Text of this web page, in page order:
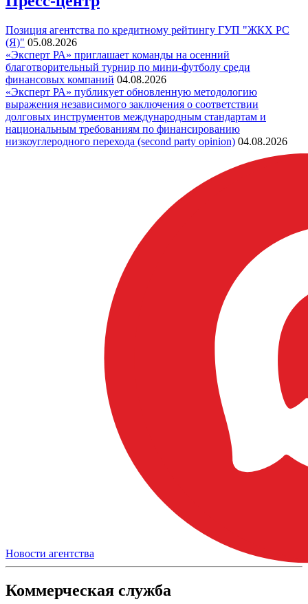
Позиция агентства по кредитному рейтингу ГУП "ЖКХ РС
(Я)" 05.08.2026
«Эксперт РА» приглашает команды на осенний
благотворительный турнир по мини-футболу среди
финансовых компаний 04.08.2026
«Эксперт РА» публикует обновленную методологию
выражения независимого заключения о соответствии
долговых инструментов международным стандартам и
национальным требованиям по финансированию
низкоуглеродного перехода (second party opinion) 04.08.2026
Новости агентства
Коммерческая служба